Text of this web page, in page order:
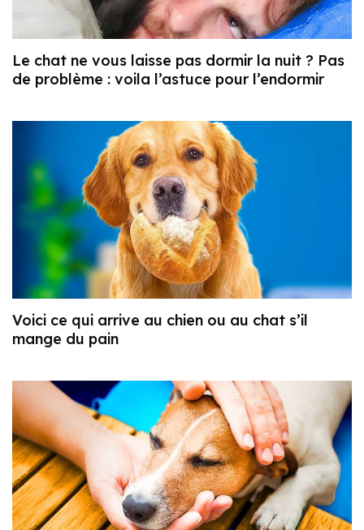
Le chat ne vous laisse pas dormir la nuit ? Pas
de problème : voila l’astuce pour l’endormir
Voici ce qui arrive au chien ou au chat s’il
mange du pain